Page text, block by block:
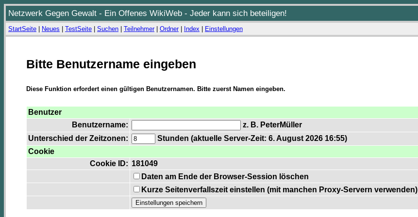
Netzwerk Gegen Gewalt - Ein Offenes WikiWeb - Jeder kann sich beteiligen!
StartSeite Neues TestSeite Suchen Teilnehmer| Ordner| Index Einstellungen
Bitte Benutzername eingeben
Diese Funktion erfordert einen gültigen Benutzernamen. Bitte zuerst Namen eingeben.
Benutzer
Benutzername:
z. B. PeterMüller
Unterschied der Zeitzonen:
Stunden (aktuelle Server-Zeit: 6. August 2026 16:55)
Cookie
Cookie ID: 181049
Daten am Ende der Browser-Session löschen
Kurze Seitenverfallszeit einstellen (mit manchen Proxy-Servern verwenden)